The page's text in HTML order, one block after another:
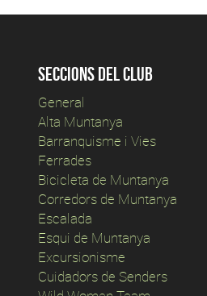
Seccions del club
General
Alta Muntanya
Barranquisme i Vies
Ferrades
Bicicleta de Muntanya
Corredors de Muntanya
Escalada
Esqui de Muntanya
Excursionisme
Cuidadors de Senders